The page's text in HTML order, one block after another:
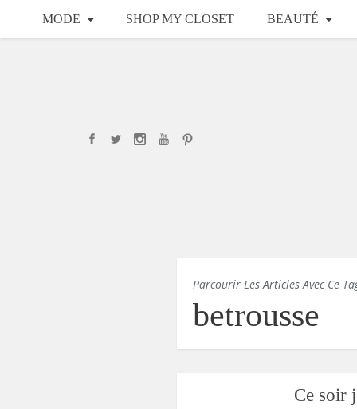
MODE SHOP MY CLOSET BEAUTÉ
Parcourir Les Articles Avec Ce
betrousse
Ce soir